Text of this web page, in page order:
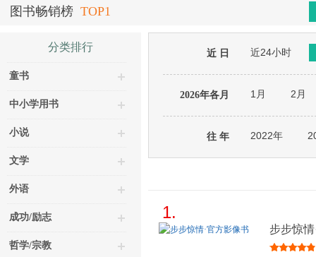
图书畅销榜 TOP1
分类排行
童书
中小学用书
小说
文学
外语
成功/励志
哲学/宗教
近 日 近24小时
2026年各月 1月 2月
往 年 2022年
1.
步步惊